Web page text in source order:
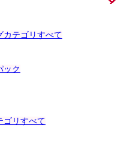
カテゴリすべて
ック
ゴリすべて